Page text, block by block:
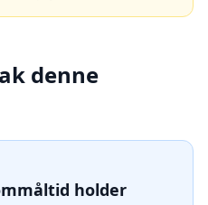
denne
holder